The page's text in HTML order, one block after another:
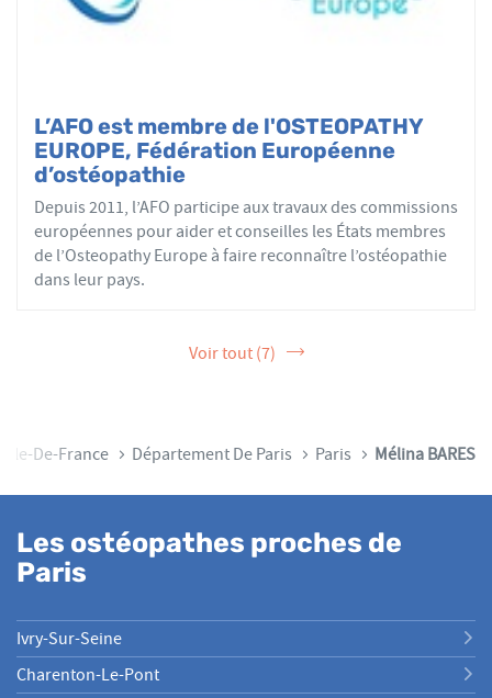
L’AFO est membre de l'OSTEOPATHY
EUROPE, Fédération Européenne
d’ostéopathie
Depuis 2011, l’AFO participe aux travaux des commissions
européennes pour aider et conseilles les États membres
de l’Osteopathy Europe à faire reconnaître l’ostéopathie
dans leur pays.
Voir tout (7)
Île-De-France Département De Paris Paris Mélina BARES
Les ostéopathes proches de
Paris
Ivry-Sur-Seine
Charenton-Le-Pont